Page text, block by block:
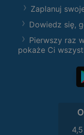
Zaplanuj
Dowiedz się,
Pierwszy raz
pokaże Ci
4,5